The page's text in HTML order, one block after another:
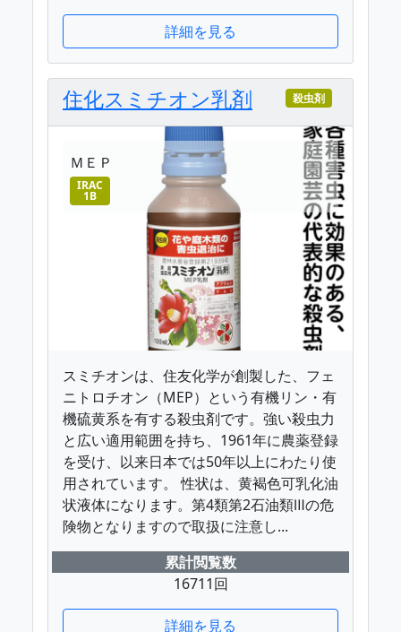
詳細を見る
住化スミチオン乳剤 殺虫剤
ＭＥＰ
IRAC
1B
スミチオンは、住友化学が創製した、フェ
ニトロチオン（MEP）という有機リン・有
機硫黄系を有する殺虫剤です。強い殺虫力
と広い適用範囲を持ち、1961年に農薬登録
を受け、以来日本では50年以上にわたり使
用されています。 性状は、黄褐色可乳化油
状液体になります。第4類第2石油類Ⅲの危
険物となりますので取扱に注意し...
累計閲覧数
16711回
詳細を見る